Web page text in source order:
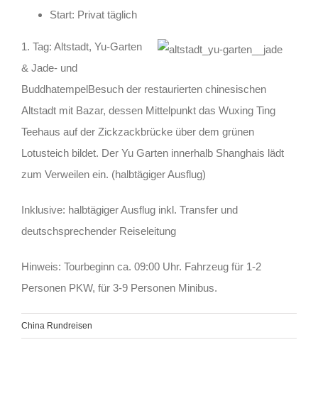
Start: Privat täglich
1. Tag: Altstadt, Yu-Garten
& Jade- und
BuddhatempelBesuch der restaurierten chinesischen
Altstadt mit Bazar, dessen Mittelpunkt das Wuxing Ting
Teehaus auf der Zickzackbrücke über dem grünen
Lotusteich bildet. Der Yu Garten innerhalb Shanghais lädt
zum Verweilen ein. (halbtägiger Ausflug)
Inklusive: halbtägiger Ausflug inkl. Transfer und
deutschsprechender Reiseleitung
Hinweis: Tourbeginn ca. 09:00 Uhr. Fahrzeug für 1-2
Personen PKW, für 3-9 Personen Minibus.
China Rundreisen